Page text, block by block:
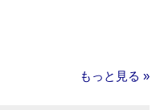
もっと見る »